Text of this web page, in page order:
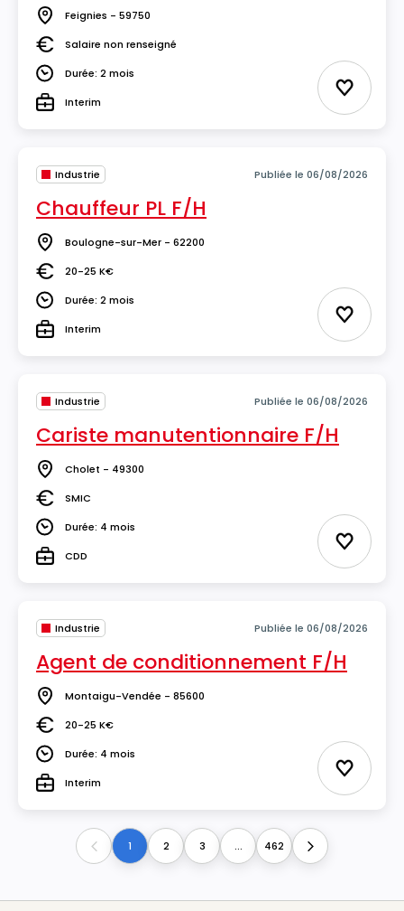
Lieu Feignies - 59750
SalaireSalaire non renseigné
DuréeDurée: 2 mois
TypeInterim Ajouter
Industrie Publiée le 06/08/2026
Chauffeur PL F/H
Lieu Boulogne-sur-Mer - 62200
Salaire20-25 K€
DuréeDurée: 2 mois
TypeInterim Ajouter
Industrie Publiée le 06/08/2026
Cariste manutentionnaire F/H
Lieu Cholet - 49300
Salaire
SMIC
DuréeDurée: 4 mois
TypeCDD Ajouter
Industrie Publiée le 06/08/2026
Agent de conditionnement F/H
Lieu Montaigu-Vendée - 85600
Salaire20-25 K€
DuréeDurée: 4 mois
TypeInterim Ajouter
Previous1 2 3 ... 462 Next